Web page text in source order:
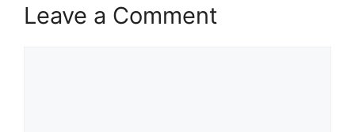
Leave a Comment